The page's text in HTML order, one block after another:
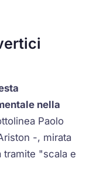
nella
Paolo
-, mirata
tramite "scala e